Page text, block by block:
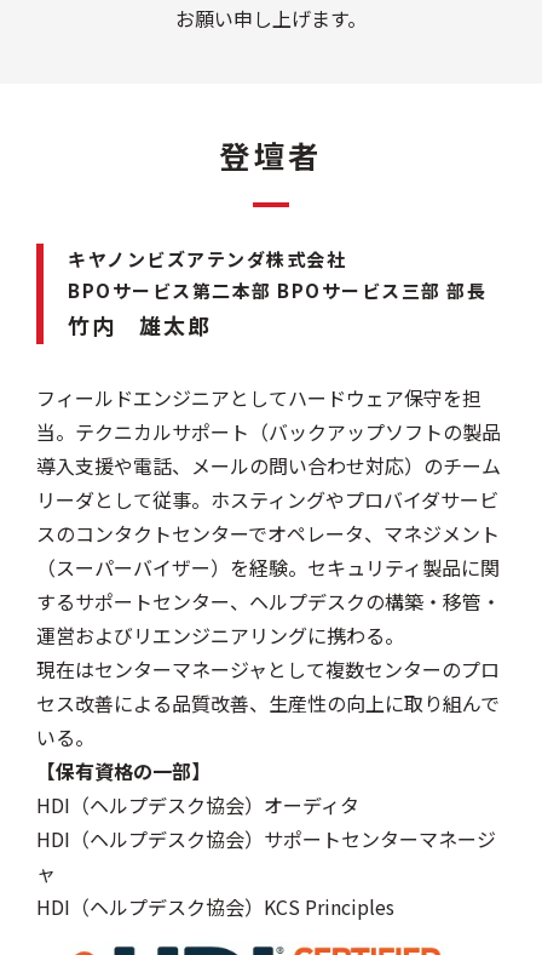
お願い申し上げます。
登壇者
キヤノンビズアテンダ株式会社
BPOサービス第二本部 BPOサービス三部 部長
竹内 雄太郎
フィールドエンジニアとしてハードウェア保守を担
当。テクニカルサポート（バックアップソフトの製品
導入支援や電話、メールの問い合わせ対応）のチーム
リーダとして従事。ホスティングやプロバイダサービ
スのコンタクトセンターでオペレータ、マネジメント
（スーパーバイザー）を経験。セキュリティ製品に関
するサポートセンター、ヘルプデスクの構築・移管・
運営およびリエンジニアリングに携わる。
現在はセンターマネージャとして複数センターのプロ
セス改善による品質改善、生産性の向上に取り組んで
いる。
【保有資格の一部】
HDI（ヘルプデスク協会）オーディタ
HDI（ヘルプデスク協会）サポートセンターマネージ
ャ
HDI（ヘルプデスク協会）KCS Principles